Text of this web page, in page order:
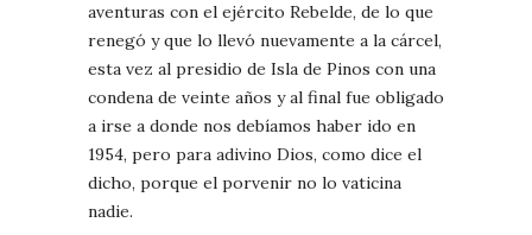
aventuras con el ejército Rebelde, de lo que
renegó y que lo llevó nuevamente a la cárcel,
esta vez al presidio de Isla de Pinos con una
condena de veinte años y al final fue obligado
a irse a donde nos debíamos haber ido en
1954, pero para adivino Dios, como dice el
dicho, porque el porvenir no lo vaticina
nadie.